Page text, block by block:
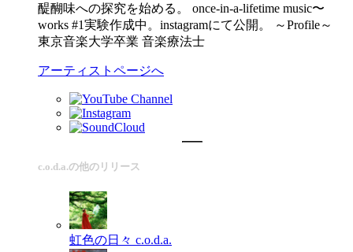
醍醐味への探究を始める。 once-in-a-lifetime music〜
works #1実験作成中。instagramにて公開。 ～Profile～
東京音楽大学卒業 音楽療法士
アーティストページへ
c.o.d.a.の他のリリース
虹色の日々 c.o.d.a.